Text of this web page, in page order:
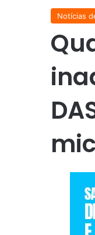
Notícias